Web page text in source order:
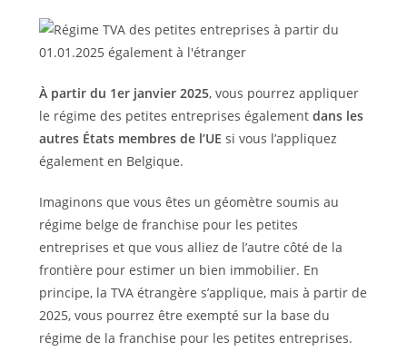
À partir du 1er janvier 2025, vous pourrez appliquer
le régime des petites entreprises également dans les
autres États membres de l’UE si vous l’appliquez
également en Belgique.
Imaginons que vous êtes un géomètre soumis au
régime belge de franchise pour les petites
entreprises et que vous alliez de l’autre côté de la
frontière pour estimer un bien immobilier. En
principe, la TVA étrangère s’applique, mais à partir de
2025, vous pourrez être exempté sur la base du
régime de la franchise pour les petites entreprises.